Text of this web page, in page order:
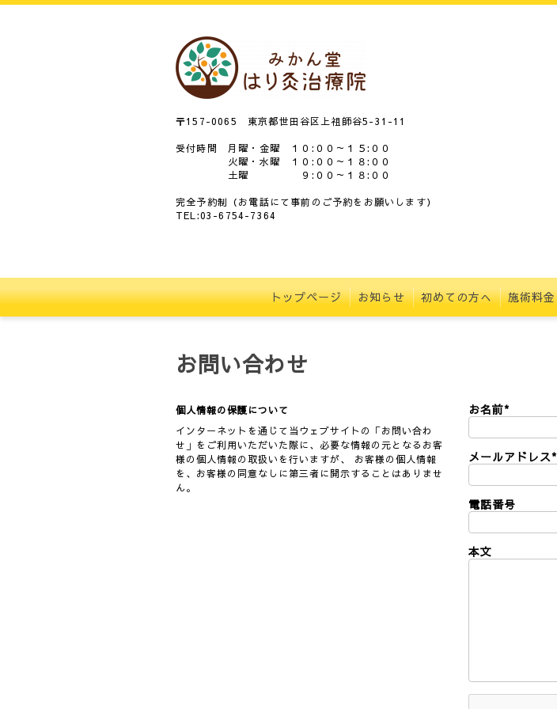
〒157-0065 東京都世田谷区上祖師谷5-31-11
受付時間 月曜・金曜 １０:００～１５:００
火曜・水曜 １０:００～１８:００
土曜 ９:００～１８:００
完全予約制（お電話にて事前のご予約をお願いします）
TEL:03-6754-7364
トップページ お知らせ 初めての方へ 施術料金
お問い合わせ
個人情報の保護について
インターネットを通じて当ウェブサイトの「お問い合わ
せ」をご利用いただいた際に、必要な情報の元となるお客
様の個人情報の取扱いを行いますが、 お客様の個人情報
を、お客様の同意なしに第三者に開示することはありませ
ん。
お名前*
メールアドレス*
電話番号
本文